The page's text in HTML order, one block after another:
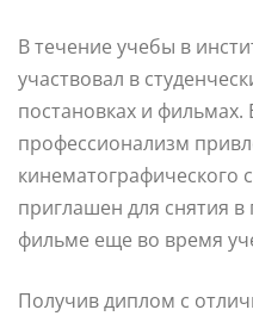
В течение учебы в
участвовал в
постановках и фильмах.
профессионализм
кинематографического
приглашен для снятия
фильме еще во время
Получив диплом с